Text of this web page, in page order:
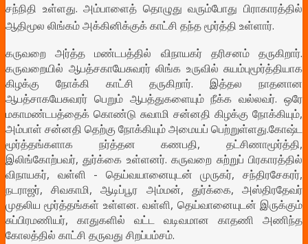
சந்நிதி உள்ளது. அம்பாளைத் தொழுது வரும்போது பிராகாரத்தில்
ஆதிமூல லிங்கம் அக்கினிக்குக் காட்சி தந்த மூர்த்தி உள்ளார்.
கருவறை அர்த்த மண்டபத்தில் விநாயகர் தரிசனம் தருகிறார்.
கருவறையில் ஆபத்சகாயேசுவரர் லிங்க உருவில் சுயம்புமூர்த்தியாக
கிழக்கு நோக்கி காட்சி தருகிறார். இத்தல நாதனான
ஆபத்சாகயேசுவரர் பெறும் ஆபத்துகளையும் நீக்க வல்லவர். ஒரே
மகாமண்டபத்தைக் கொண்டு சுவாமி சன்னதி கிழக்கு நோக்கியும்,
அம்பாள் சன்னதி தெற்கு நோக்கியும் அமையப் பெற்றுள்ளது.கோஷ்ட
மூர்த்தங்களாக நர்த்தன கணபதி, தட்சிணாமூர்த்தி,
இலிங்கோற்பவர், துர்க்கை உள்ளனர். கருவறை சுற்றுப் பிரகாரத்தில்
விநாயகர், வள்ளி - தெய்வயானையுடன் முருகர், சந்திரசேகரர்,
நடராஜர், சிவகாமி, ஆடிப்பூர அம்மன், துர்க்கை, அஸ்திரதேவர்
முதலிய மூர்த்தங்கள் உள்ளன. வள்ளி, தெய்வானையுடன் இருக்கும்
சுப்பிரமணியர், காதுகளில் வட்ட வடிவமான காதணி அணிந்த
கோலத்தில் காட்சி தருவது சிறப்பம்சம்.